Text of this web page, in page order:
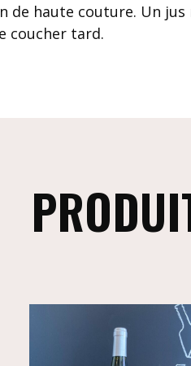
de haute couture. Un
coucher tard.